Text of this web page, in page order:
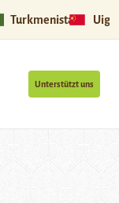
Turkmenistan
Unterstützt uns